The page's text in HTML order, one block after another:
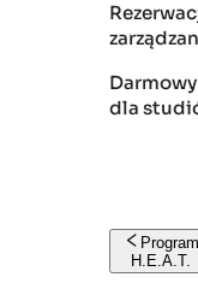
dla
Program
H.E.A.T.